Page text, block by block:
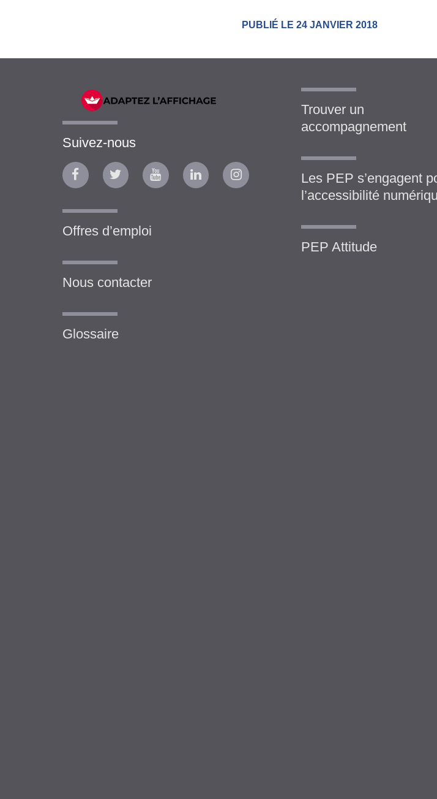
PUBLIÉ LE 24 JANVIER 2018
Suivez-nous
Offres d’emploi
Nous contacter
Glossaire
Trouver un
accompagnement
Les PEP s’engagent
l’accessibilité
PEP Attitude